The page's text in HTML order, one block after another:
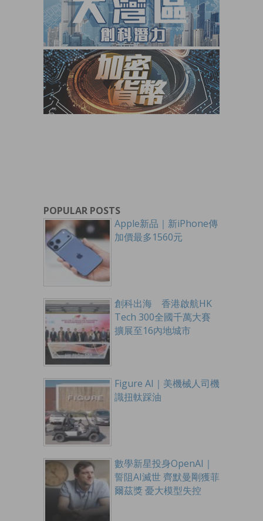
POPULAR POSTS
Apple新品｜新iPhone傳
加價最多1560元
創科出海 香港啟航HK
Tech 300全國千萬大賽
擴展至16內地城市
Figure AI｜美機械人司機
識扭軚踩油
數學新星投身OpenAI｜
誓阻AI滅世 齊默曼剛獲菲
爾茲獎 憂大模型失控